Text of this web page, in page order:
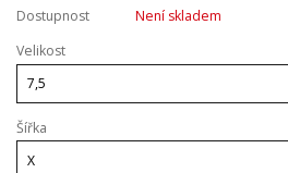
Dostupnost
Není skladem
Velikost
Šířka